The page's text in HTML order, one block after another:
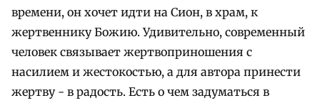
времени, он хочет идти на Сион, в храм, к
жертвеннику Божию. Удивительно, современный
человек связывает жертвоприношения с
насилием и жестокостью, а для автора принести
жертву - в радость. Есть о чем задуматься в